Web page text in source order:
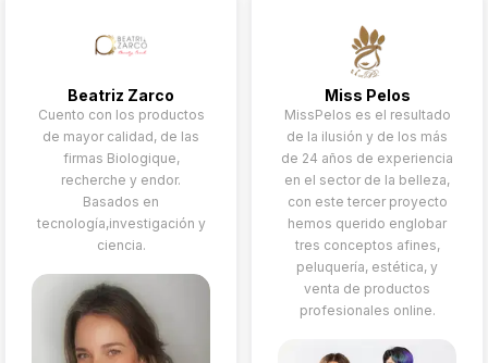
profesional a domicilio
que garantiza resultados
impecables, sin el estrés
de desplazamientos ni
sorpresas de última hora.
Te ayudo a encontrar el
look perfecto, adaptado
a tus gustos y
necesidades.
Beatriz Zarco
Cuento con los productos
de mayor calidad, de las
firmas Biologique,
recherche y endor.
Basados en
tecnología,investigación y
ciencia.
Miss Pelos
MissPelos es el resultado
de la ilusión y de los más
de 24 años de experiencia
en el sector de la belleza,
con este tercer proyecto
hemos querido englobar
tres conceptos afines,
peluquería, estética, y
venta de productos
profesionales online.